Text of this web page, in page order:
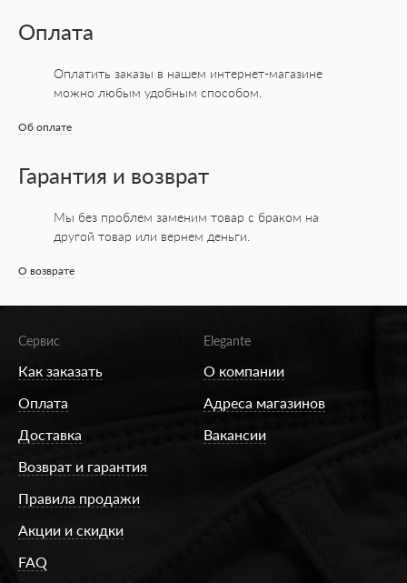
Оплата
Оплатить заказы в нашем интернет-магазине
можно любым удобным способом.
Об оплате
Гарантия и возврат
Мы без проблем заменим товар с браком на
другой товар или вернем деньги.
О возврате
Сервис
Как заказать
Оплата
Доставка
Возврат и гарантия
Правила продажи
Акции и скидки
FAQ
Elegante
О компании
Адреса магазинов
Вакансии